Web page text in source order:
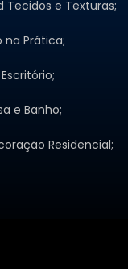
Tecidos e Texturas;
na Prática;
e Banho;
Residencial;